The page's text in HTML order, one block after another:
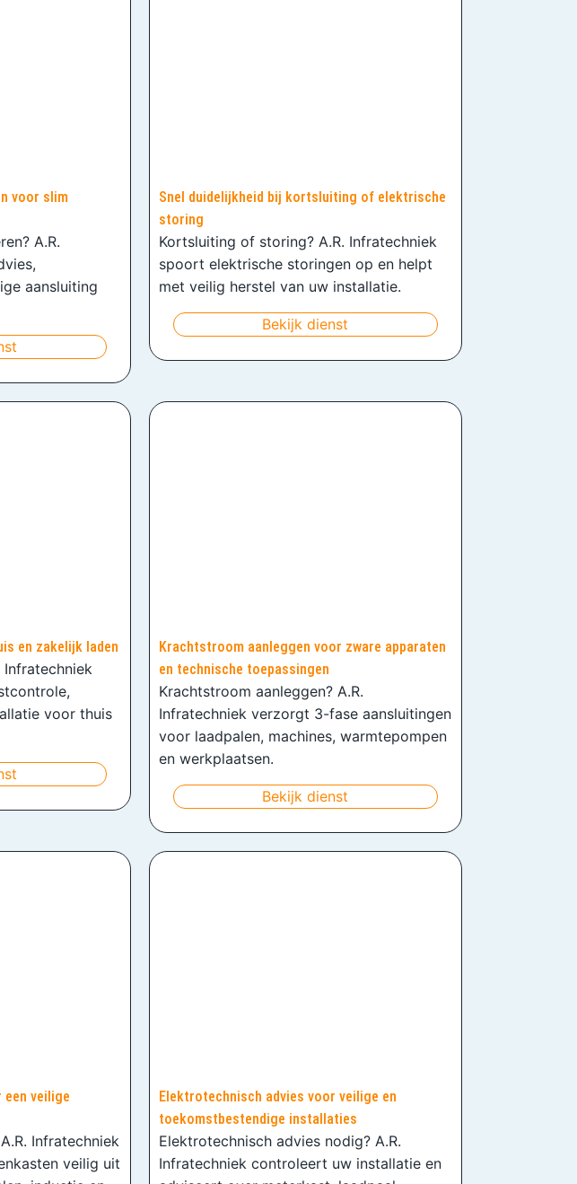
voor slim
A.R.
aansluiting
Snel duidelijkheid bij kortsluiting of elektrische
storing
Kortsluiting of storing? A.R. Infratechniek
spoort elektrische storingen op en helpt
met veilig herstel van uw installatie.
Bekijk dienst
en zakelijk laden
Infratechniek
voor thuis
Krachtstroom aanleggen voor zware apparaten
en technische toepassingen
Krachtstroom aanleggen? A.R.
Infratechniek verzorgt 3-fase aansluitingen
voor laadpalen, machines, warmtepompen
en werkplaatsen.
Bekijk dienst
een veilige
Infratechniek
veilig uit
Elektrotechnisch advies voor veilige en
toekomstbestendige installaties
Elektrotechnisch advies nodig? A.R.
Infratechniek controleert uw installatie en